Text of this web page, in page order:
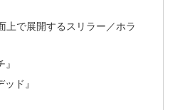
上で展開するスリラー／ホラ
ド』